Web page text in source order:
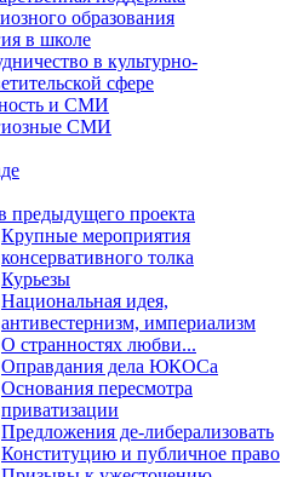
образования
в школе
в культурно-
сфере
и СМИ
СМИ
предыдущего проекта
Крупные мероприятия
консервативного толка
Курьезы
Национальная идея,
антивестернизм, империализм
О странностях любви...
Оправдания дела ЮКОСа
Основания пересмотра
приватизации
Предложения де-либерализовать
Конституцию и публичное право